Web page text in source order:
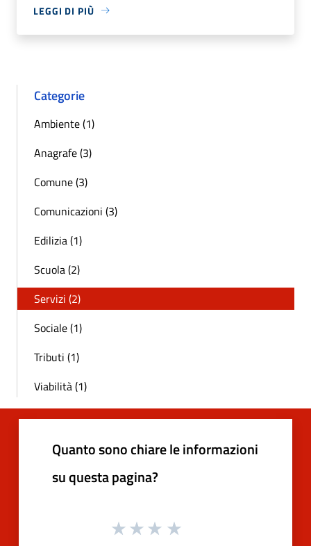
LEGGI DI PIÙ
Categorie
Ambiente (1)
Anagrafe (3)
Comune (3)
Comunicazioni (3)
Edilizia (1)
Scuola (2)
Servizi (2)
Sociale (1)
Tributi (1)
Viabilità (1)
Quanto sono chiare le informazioni
su questa pagina?